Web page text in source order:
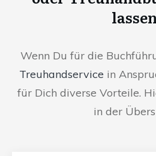
lassen
Wenn Du für die
Treuhandservice in
für Dich diverse Vorteile.
in der